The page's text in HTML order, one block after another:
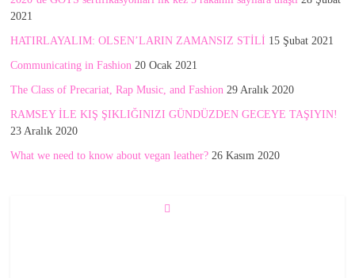
2021
HATIRLAYALIM: OLSEN’LARIN ZAMANSIZ STİLİ 15 Şubat 2021
Communicating in Fashion 20 Ocak 2021
The Class of Precariat, Rap Music, and Fashion 29 Aralık 2020
RAMSEY İLE KIŞ ŞIKLIĞINIZI GÜNDÜZDEN GECEYE TAŞIYIN!
23 Aralık 2020
What we need to know about vegan leather? 26 Kasım 2020